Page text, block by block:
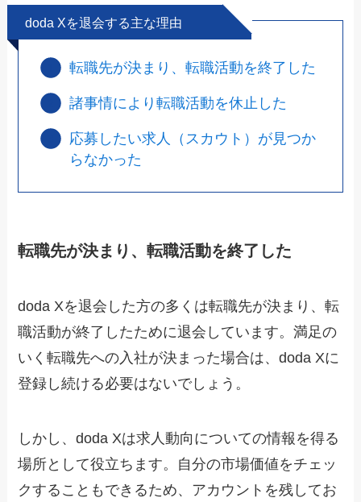
doda Xを退会する主な理由
転職先が決まり、転職活動を終了した
諸事情により転職活動を休止した
応募したい求人（スカウト）が見つか
らなかった
転職先が決まり、転職活動を終了した
doda Xを退会した方の多くは転職先が決まり、転
職活動が終了したために退会しています。満足の
いく転職先への入社が決まった場合は、doda Xに
登録し続ける必要はないでしょう。
しかし、doda Xは求人動向についての情報を得る
場所として役立ちます。自分の市場価値をチェッ
クすることもできるため、アカウントを残してお